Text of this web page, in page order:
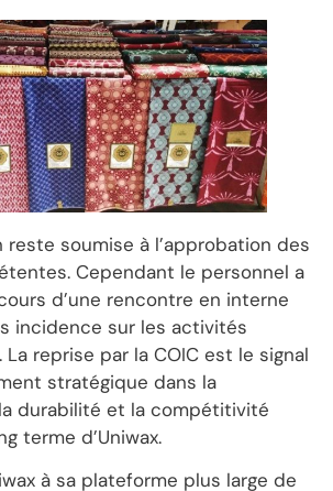
soumise à l’approbation des
Cependant le personnel a
d’une rencontre en interne
incidence sur les activités
reprise par la COIC est le signal
stratégique dans la
durabilité et la compétitivité
terme d’Uniwax.
à sa plateforme plus large de